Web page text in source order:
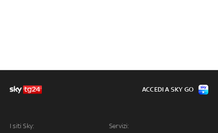
I siti Sky: Servizi:
ACCEDI A SKY GO